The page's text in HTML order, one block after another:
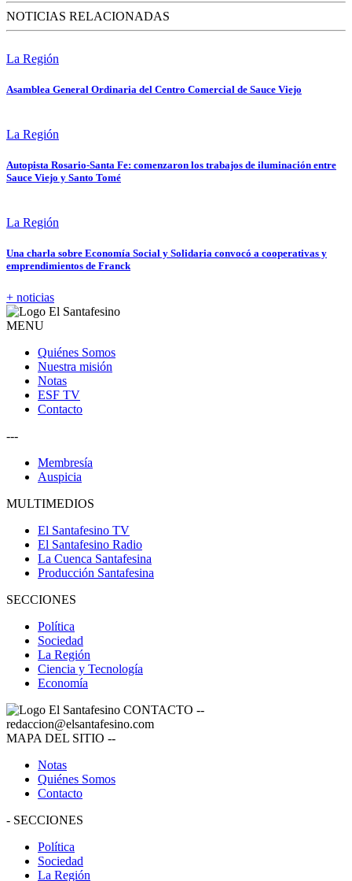
NOTICIAS RELACIONADAS
La Región
Asamblea General Ordinaria del Centro Comercial de Sauce Viejo
La Región
Autopista Rosario-Santa Fe: comenzaron los trabajos de iluminación entre
Sauce Viejo y Santo Tomé
La Región
Una charla sobre Economía Social y Solidaria convocó a cooperativas y
emprendimientos de Franck
+ noticias
MENU
Quiénes Somos
Nuestra misión
Notas
ESF TV
Contacto
---
Membresía
Auspicia
MULTIMEDIOS
El Santafesino TV
El Santafesino Radio
La Cuenca Santafesina
Producción Santafesina
SECCIONES
Política
Sociedad
La Región
Ciencia y Tecnología
Economía
CONTACTO --
redaccion@elsantafesino.com
MAPA DEL SITIO --
Notas
Quiénes Somos
Contacto
- SECCIONES
Política
Sociedad
La Región